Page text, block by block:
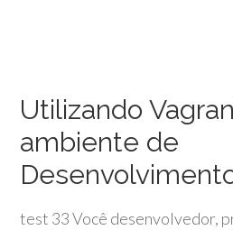
Utilizando
ambiente de
test 33 Você desenvolvedor,